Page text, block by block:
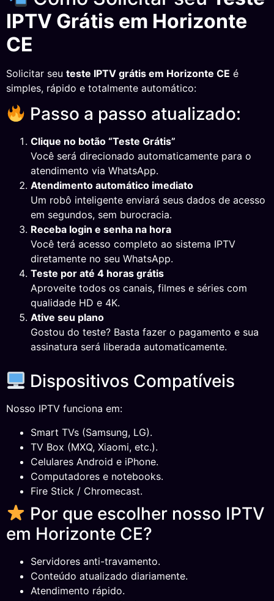
IPTV Grátis em Horizonte
CE
Solicitar seu teste IPTV grátis em Horizonte CE é
simples, rápido e totalmente automático:
Passo a passo atualizado:
Clique no botão “Teste Grátis”
Você será direcionado automaticamente para o
atendimento via WhatsApp.
Atendimento automático imediato
Um robô inteligente enviará seus dados de acesso
em segundos, sem burocracia.
Receba login e senha na hora
Você terá acesso completo ao sistema IPTV
diretamente no seu WhatsApp.
Teste por até 4 horas grátis
Aproveite todos os canais, filmes e séries com
qualidade HD e 4K.
Ative seu plano
Gostou do teste? Basta fazer o pagamento e sua
assinatura será liberada automaticamente.
Dispositivos Compatíveis
Nosso IPTV funciona em:
Smart TVs (Samsung, LG).
TV Box (MXQ, Xiaomi, etc.).
Celulares Android e iPhone.
Computadores e notebooks.
Fire Stick / Chromecast.
Por que escolher nosso IPTV
em Horizonte CE?
Servidores anti-travamento.
Conteúdo atualizado diariamente.
Atendimento rápido.